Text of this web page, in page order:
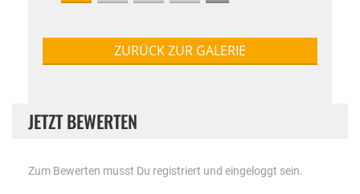
ZURÜCK ZUR GALERIE
JETZT BEWERTEN
Zum Bewerten musst Du registriert und eingeloggt sein.